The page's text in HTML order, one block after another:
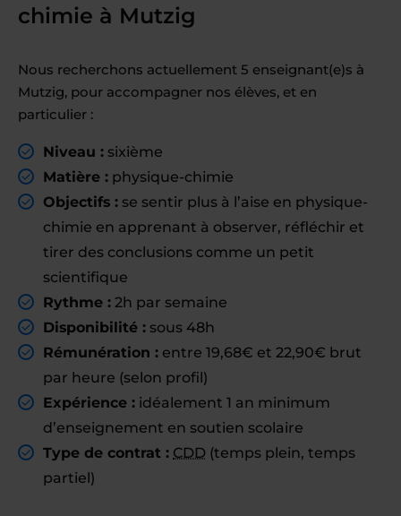
chimie à Mutzig
Nous recherchons actuellement 5 enseignant(e)s à
Mutzig, pour accompagner nos élèves, et en
particulier :
Niveau : sixième
Matière : physique-chimie
Objectifs : se sentir plus à l’aise en physique-
chimie en apprenant à observer, réfléchir et
tirer des conclusions comme un petit
scientifique
Rythme : 2h par semaine
Disponibilité : sous 48h
Rémunération : entre 19,68€ et 22,90€ brut
par heure (selon profil)
Expérience : idéalement 1 an minimum
d’enseignement en soutien scolaire
Type de contrat : CDD (temps plein, temps
partiel)